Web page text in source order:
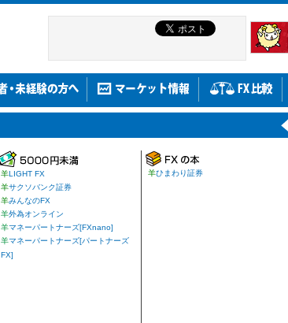
羊LIGHT FX
羊サクソバンク証券
羊みんなのFX
羊外為オンライン
羊マネーパートナーズ[FXnano]
羊マネーパートナーズ[パートナーズ
FX]
羊ひまわり証券